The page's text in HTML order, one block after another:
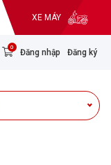
XE MÁY
0
Đăng nhập Đăng ký